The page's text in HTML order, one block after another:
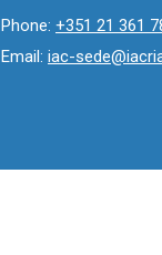
Phone: +351 21 361
Email: iac-